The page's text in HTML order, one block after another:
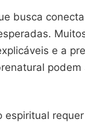
busca
e a
espiritual